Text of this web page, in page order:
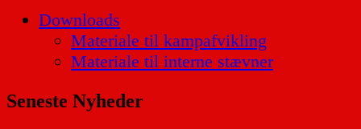
Downloads
Materiale til kampafvikling
Materiale til interne stævner
Seneste Nyheder